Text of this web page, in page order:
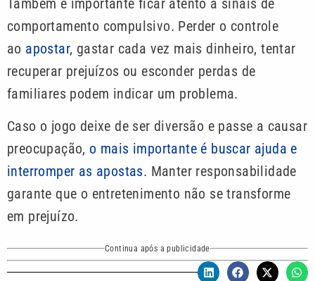
comportamento compulsivo. Perder o controle
ao apostar, gastar cada vez mais dinheiro, tentar
recuperar prejuízos ou esconder perdas de
familiares podem indicar um problema.
Caso o jogo deixe de ser diversão e passe a causar
preocupação, o mais importante é buscar ajuda e
interromper as apostas. Manter responsabilidade
garante que o entretenimento não se transforme
em prejuízo.
Continua após a publicidade